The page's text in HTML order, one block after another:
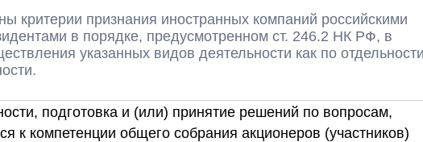
критерии признания иностранных компаний российскими
в порядке, предусмотренном ст. 246.2 НК РФ, в
указанных видов деятельности как по
подготовка и (или) принятие решений по вопросам,
к компетенции общего собрания акционеров (участников)